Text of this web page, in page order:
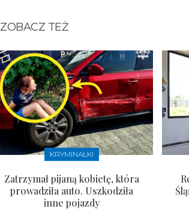
ZOBACZ TEŻ
KRYMINAŁKI
Zatrzymał pijaną kobietę, która
prowadziła auto. Uszkodziła
inne pojazdy